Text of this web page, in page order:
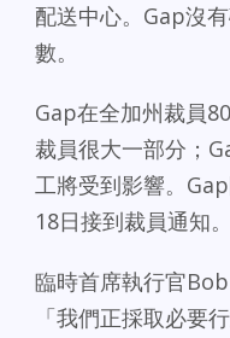
配送中心。Gap沒
數。
Gap在全加州裁員
裁員很大一部分；
工將受到影響。
18日接到裁員通知。
臨時首席執行官
「我們正採取必要